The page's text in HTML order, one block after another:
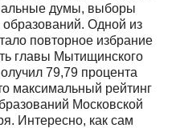
думы, выборы
Одной из
повторное избрание
главы Мытищинского
79,79 процента
максимальный рейтинг
Московской
Интересно, как сам